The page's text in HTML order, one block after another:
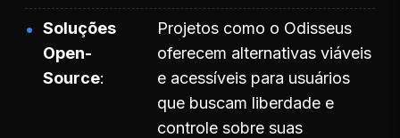
Soluções
Open-
Source
Projetos como o Odisseus
oferecem alternativas viáveis
e acessíveis para usuários
que buscam liberdade e
controle sobre suas